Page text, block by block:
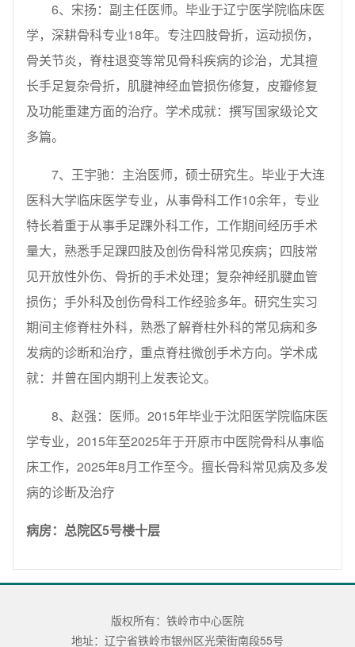
6、宋扬：副主任医师。毕业于辽宁医学院临床医
学，深耕骨科专业18年。专注四肢骨折，运动损伤，
骨关节炎，脊柱退变等常见骨科疾病的诊治，尤其擅
长手足复杂骨折，肌腱神经血管损伤修复，皮瓣修复
及功能重建方面的治疗。学术成就：撰写国家级论文
多篇。
7、王宇驰：主治医师，硕士研究生。毕业于大连
医科大学临床医学专业，从事骨科工作10余年，专业
特长着重于从事手足踝外科工作，工作期间经历手术
量大，熟悉手足踝四肢及创伤骨科常见疾病；四肢常
见开放性外伤、骨折的手术处理；复杂神经肌腱血管
损伤；手外科及创伤骨科工作经验多年。研究生实习
期间主修脊柱外科，熟悉了解脊柱外科的常见病和多
发病的诊断和治疗，重点脊柱微创手术方向。学术成
就：并曾在国内期刊上发表论文。
8、赵强：医师。2015年毕业于沈阳医学院临床医
学专业，2015年至2025年于开原市中医院骨科从事临
床工作，2025年8月工作至今。擅长骨科常见病及多发
病的诊断及治疗
病房：总院区5号楼十层
版权所有：铁岭市中心医院
地址：辽宁省铁岭市银州区光荣街南段55号